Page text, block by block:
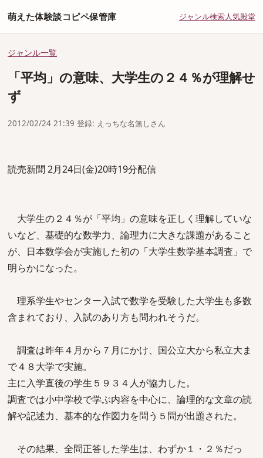
萌えた体験談コピペ保管庫 ジャンル検索人気殿堂
ジャンル一覧
「平均」の意味、大学生の２４％が理解せ
ず
2012/02/24 21:39 登録: えっちな名無しさん
読売新聞 2月24日(金)20時19分配信
大学生の２４％が「平均」の意味を正しく理解していな
いなど、基礎的な数学力、論理力に大きな課題があること
が、日本数学会が実施した初の「大学生数学基本調査」で
明らかになった。
理系学生やセンター入試で数学を受験した大学生も多数
含まれており、入試のあり方も問われそうだ。
調査は昨年４月から７月にかけ、国公立大から私立大ま
で４８大学で実施。
主に入学直後の学生５９３４人が協力した。
調査では小中学校で学ぶ内容を中心に、論理的な文章の読
解や記述力、基本的な作図力を問う５問が出題された。
その結果、全問正答した学生は、わずか１・２％だっ